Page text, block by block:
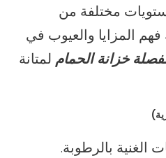
مختلفة من
المزايا والعيوب في
خزانة الحمام لمتانة
الغنية بالرطوبة.